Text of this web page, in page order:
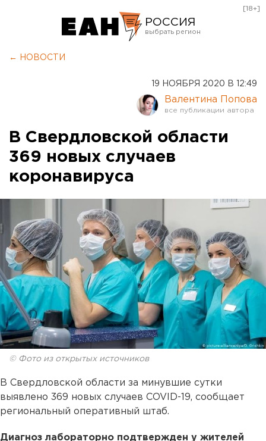
РОССИЯ
Курган
Оренбург
[18+]
← НОВОСТИ
19 НОЯБРЯ 2020 В 12:49
Валентина Попова
В Свердловской области
369 новых случаев
коронавируса
© Фото из открытых источников
В Свердловской области за минувшие сутки
выявлено 369 новых случаев COVID-19, сообщает
региональный оперативный штаб.
Диагноз лабораторно подтвержден у жителей